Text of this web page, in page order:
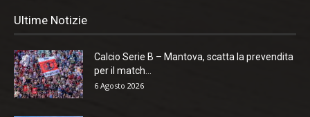
Ultime Notizie
Calcio Serie B – Mantova, scatta la prevendita
per il match...
6 Agosto 2026